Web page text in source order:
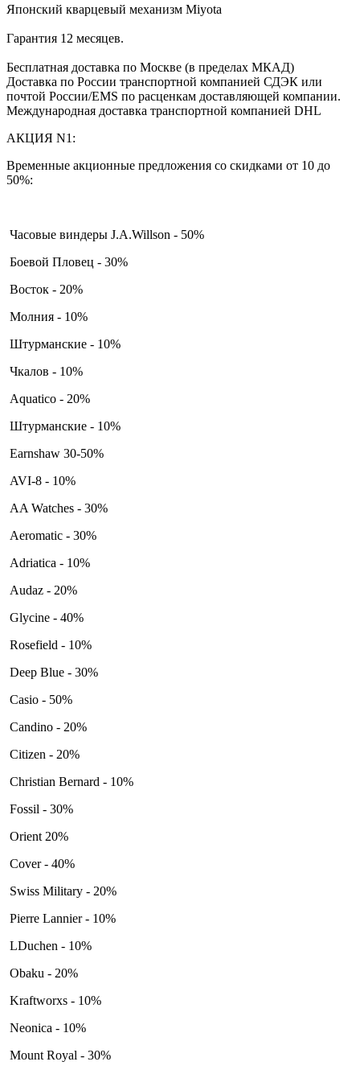
Японский кварцевый механизм Miyota
Гарантия 12 месяцев.
Бесплатная доставка по Москве (в пределах МКАД)
Доставка по России транспортной компанией СДЭК или
почтой России/EMS по расценкам доставляющей компании.
Международная доставка транспортной компанией DHL
АКЦИЯ N1:
Временные акционные предложения со скидками от 10 до
50%:
Часовые виндеры J.A.Willson - 50%
Боевой Пловец - 30%
Восток - 20%
Молния - 10%
Штурманские - 10%
Чкалов - 10%
Aquatico - 20%
Штурманские - 10%
Earnshaw 30-50%
AVI-8 - 10%
AA Watches - 30%
Aeromatic - 30%
Adriatica - 10%
Audaz - 20%
Glycine - 40%
Rosefield - 10%
Deep Blue - 30%
Casio - 50%
Candino - 20%
Citizen - 20%
Christian Bernard - 10%
Fossil - 30%
Orient 20%
Cover - 40%
Swiss Military - 20%
Pierre Lannier - 10%
LDuchen - 10%
Obaku - 20%
Kraftworxs - 10%
Neonica - 10%
Mount Royal - 30%